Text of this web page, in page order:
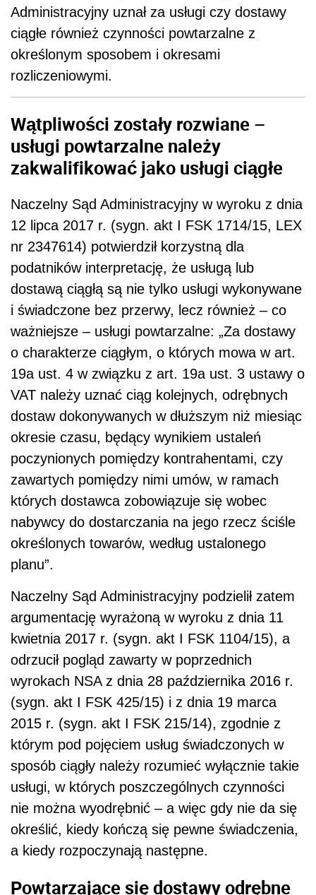
Administracyjny uznał za usługi czy dostawy
ciągłe również czynności powtarzalne z
określonym sposobem i okresami
rozliczeniowymi.
Wątpliwości zostały rozwiane –
usługi powtarzalne należy
zakwalifikować jako usługi ciągłe
Naczelny Sąd Administracyjny w wyroku z dnia
12 lipca 2017 r. (sygn. akt I FSK 1714/15, LEX
nr 2347614) potwierdził korzystną dla
podatników interpretację, że usługą lub
dostawą ciągłą są nie tylko usługi wykonywane
i świadczone bez przerwy, lecz również – co
ważniejsze – usługi powtarzalne: „Za dostawy
o charakterze ciągłym, o których mowa w art.
19a ust. 4 w związku z art. 19a ust. 3 ustawy o
VAT należy uznać ciąg kolejnych, odrębnych
dostaw dokonywanych w dłuższym niż miesiąc
okresie czasu, będący wynikiem ustaleń
poczynionych pomiędzy kontrahentami, czy
zawartych pomiędzy nimi umów, w ramach
których dostawca zobowiązuje się wobec
nabywcy do dostarczania na jego rzecz ściśle
określonych towarów, według ustalonego
planu”.
Naczelny Sąd Administracyjny podzielił zatem
argumentację wyrażoną w wyroku z dnia 11
kwietnia 2017 r. (sygn. akt I FSK 1104/15), a
odrzucił pogląd zawarty w poprzednich
wyrokach NSA z dnia 28 października 2016 r.
(sygn. akt I FSK 425/15) i z dnia 19 marca
2015 r. (sygn. akt I FSK 215/14), zgodnie z
którym pod pojęciem usług świadczonych w
sposób ciągły należy rozumieć wyłącznie takie
usługi, w których poszczególnych czynności
nie można wyodrębnić – a więc gdy nie da się
określić, kiedy kończą się pewne świadczenia,
a kiedy rozpoczynają następne.
Powtarzające się dostawy odrębne